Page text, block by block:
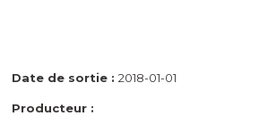
Date de sortie : 2018-01-01
Producteur :